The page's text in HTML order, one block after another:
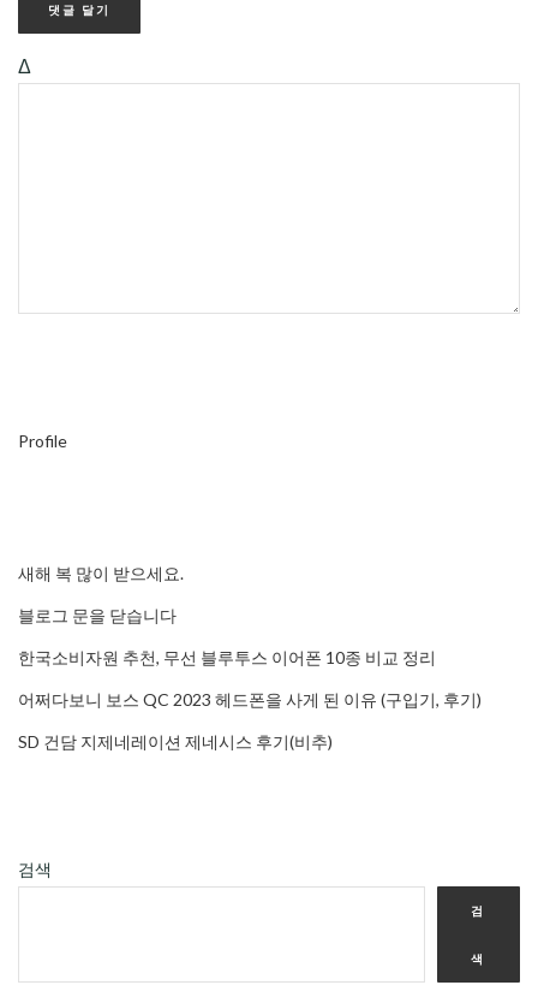
Δ
Profile
새해 복 많이 받으세요.
블로그 문을 닫습니다
한국소비자원 추천, 무선 블루투스 이어폰 10종 비교 정리
어쩌다보니 보스 QC 2023 헤드폰을 사게 된 이유 (구입기, 후기)
SD 건담 지제네레이션 제네시스 후기(비추)
검색
검
색